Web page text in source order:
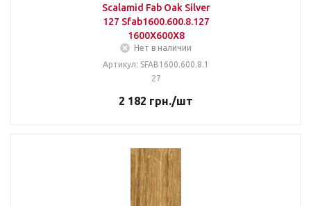
Scalamid Fab Oak Silver
127 Sfab1600.600.8.127
1600X600X8
Нет в наличии
Артикул: SFAB1600.600.8.1
27
2 182 грн./шт